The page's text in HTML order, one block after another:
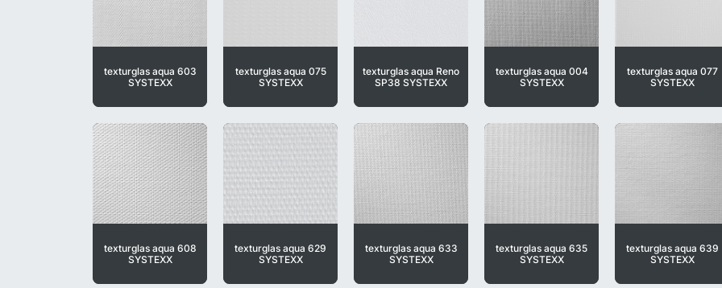
texturglas aqua 603
SYSTEXX
texturglas aqua 075
SYSTEXX
texturglas aqua Reno
SP38 SYSTEXX
texturglas aqua 004
SYSTEXX
texturglas aqua 077
SYSTEXX
texturglas aqua 608
SYSTEXX
texturglas aqua 629
SYSTEXX
texturglas aqua 633
SYSTEXX
texturglas aqua 635
SYSTEXX
texturglas aqua 639
SYSTEXX